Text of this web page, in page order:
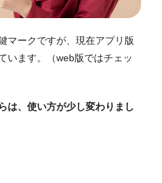
マークですが、現在アプリ版
います。（web版ではチェッ
は、使い方が少し変わりまし